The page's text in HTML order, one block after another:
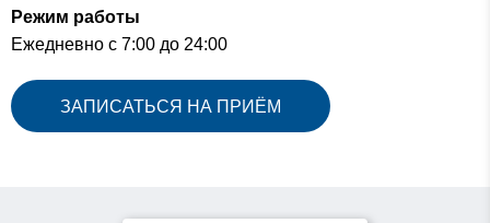
Режим работы
Ежедневно с 7:00 до 24:00
ЗАПИСАТЬСЯ НА ПРИЁМ